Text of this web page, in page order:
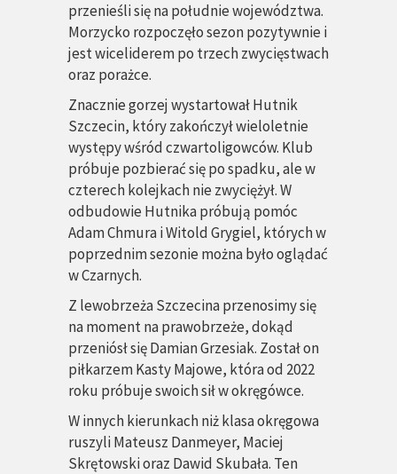
przenieśli się na południe województwa.
Morzycko rozpoczęło sezon pozytywnie i
jest wiceliderem po trzech zwycięstwach
oraz porażce.
Znacznie gorzej wystartował Hutnik
Szczecin, który zakończył wieloletnie
występy wśród czwartoligowców. Klub
próbuje pozbierać się po spadku, ale w
czterech kolejkach nie zwyciężył. W
odbudowie Hutnika próbują pomóc
Adam Chmura i Witold Grygiel, których w
poprzednim sezonie można było oglądać
w Czarnych.
Z lewobrzeża Szczecina przenosimy się
na moment na prawobrzeże, dokąd
przeniósł się Damian Grzesiak. Został on
piłkarzem Kasty Majowe, która od 2022
roku próbuje swoich sił w okręgówce.
W innych kierunkach niż klasa okręgowa
ruszyli Mateusz Danmeyer, Maciej
Skrętowski oraz Dawid Skubała. Ten